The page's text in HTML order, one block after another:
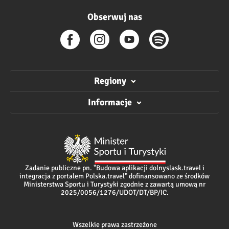
Obserwuj nas
Regiony
Informacje
Zadanie publiczne pn. "Budowa aplikacji dolnyslask.travel i
integracja z portalem Polska.travel" dofinansowano ze środków
Ministerstwa Sportu i Turystyki zgodnie z zawartą umową nr
2025/0056/1276/UDOT/DT/BP/IC.
Wszelkie prawa zastrzeżone